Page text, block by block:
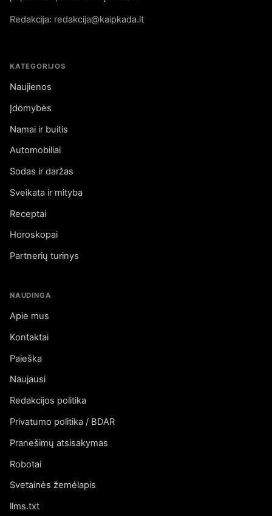
Redakcija: redakcija@kaipkada.lt
KATEGORIJOS
Naujienos
Įdomybės
Namai ir buitis
Automobiliai
Sodas ir daržas
Sveikata ir mityba
Receptai
Horoskopai
Partnerių turinys
NAUDINGA
Apie mus
Kontaktai
Paieška
Naujausi
Redakcijos politika
Privatumo politika / BDAR
Pranešimų atsisakymas
Robotai
Svetainės žemėlapis
llms.txt